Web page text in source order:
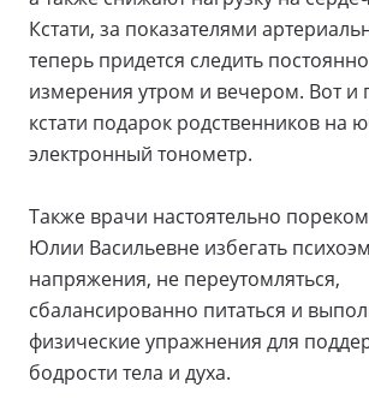
Кстати, за показателями
теперь придется следить
измерения утром и вечером. Вот и
кстати подарок родственников на
электронный тонометр.
Также врачи настоятельно
Юлии Васильевне избегать
напряжения, не переутомляться,
сбалансированно питаться и
физические упражнения для
бодрости тела и духа.